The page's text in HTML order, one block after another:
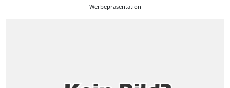
Werbepräsentation